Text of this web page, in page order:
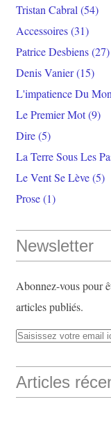
Tristan Cabral (54)
Accessoires(31)
Patrice Desbiens(27)
Denis Vanier(15)
L'impatience Du
Le Premier Mot(9)
Dire(5)
La Terre Sous Les
Le Vent Se Lève(5)
Prose(1)
Newsletter
Abonnez-vous pour
articles publiés.
Articles